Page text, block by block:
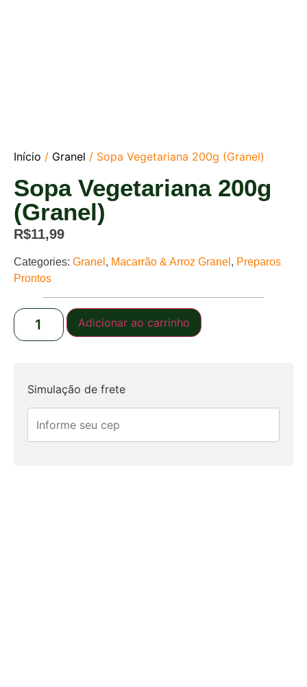
Início / Granel / Sopa Vegetariana 200g (Granel)
Sopa Vegetariana 200g
(Granel)
R$11,99
Categories: Granel , Macarrão & Arroz Granel , Preparos
Prontos
Adicionar ao carrinho
Simulação de frete